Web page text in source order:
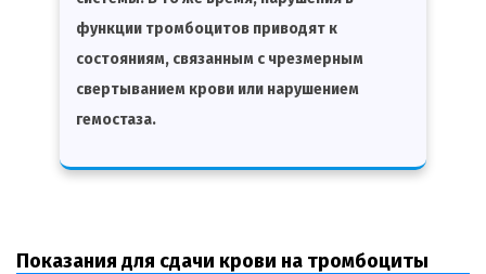
функции тромбоцитов приводят к
состояниям, связанным с чрезмерным
свертыванием крови или нарушением
гемостаза.
Показания для сдачи крови на тромбоциты